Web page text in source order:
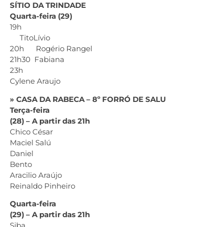
SÍTIO DA TRINDADE
Quarta-feira (29)
19h
TitoLívio
20h Rogério Rangel
21h30 Fabiana
23h
Cylene Araujo
» CASA DA RABECA – 8º FORRÓ DE SALU
Terça-feira
(28) – A partir das 21h
Chico César
Maciel Salú
Daniel
Bento
Aracilio Araújo
Reinaldo Pinheiro
Quarta-feira
(29) – A partir das 21h